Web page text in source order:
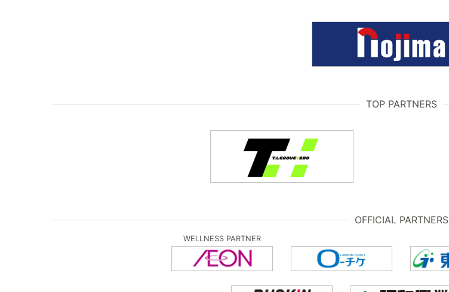
TOP PARTNERS
OFFICIAL PARTNERS
WELLNESS PARTNER